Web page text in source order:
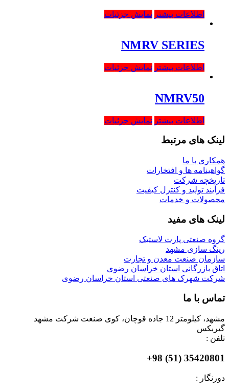
اطلاعات بیشتر نمایش جزئیات
NMRV SERIES
اطلاعات بیشتر نمایش جزئیات
NMRV50
اطلاعات بیشتر نمایش جزئیات
لینک های مرتبط
همکاری با ما
گواهینامه ها و افتخارات
تاریخچه شرکت
فرآیند تولید و کنترل کیفیت
محصولات و خدمات
لینک های مفید
گروه صنعتی پارت لاستیک
رینگ سازی مشهد
سازمان صنعت معدن و تجارت
اتاق بازرگانی استان خراسان رضوی
شرکت شهرک های صنعتی استان خراسان رضوی
تماس با ما
مشهد، کیلومتر 12 جاده قوچان، کوی صنعت شرکت مشهد
گیربکس
تلفن :
35420801 (51) 98+
دورنگار :